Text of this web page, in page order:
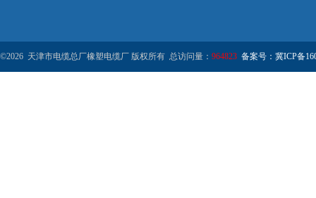
©2026 天津市电缆总厂橡塑电缆厂 版权所有 总访问量： 964823 备案号：冀ICP备